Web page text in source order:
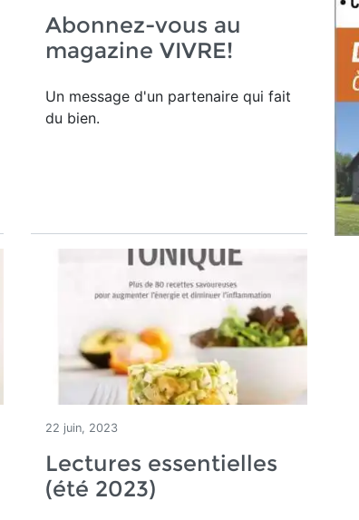
Abonnez-vous au
magazine VIVRE!
Un message d'un partenaire qui fait
du bien.
22 juin, 2023
Lectures essentielles
(été 2023)